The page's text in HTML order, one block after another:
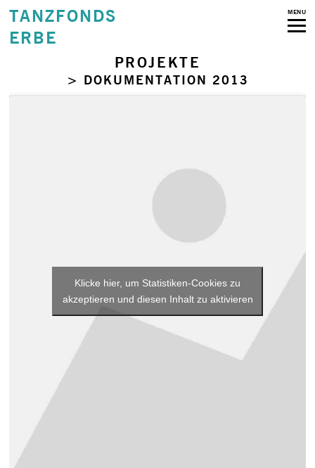
TANZFONDS
ERBE
MENU
PROJEKTE
> DOKUMENTATION 2013
Klicke hier, um Statistiken-Cookies zu
akzeptieren und diesen Inhalt zu aktivieren